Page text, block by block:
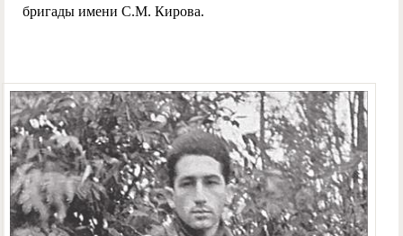
бригады имени С.М. Кирова.